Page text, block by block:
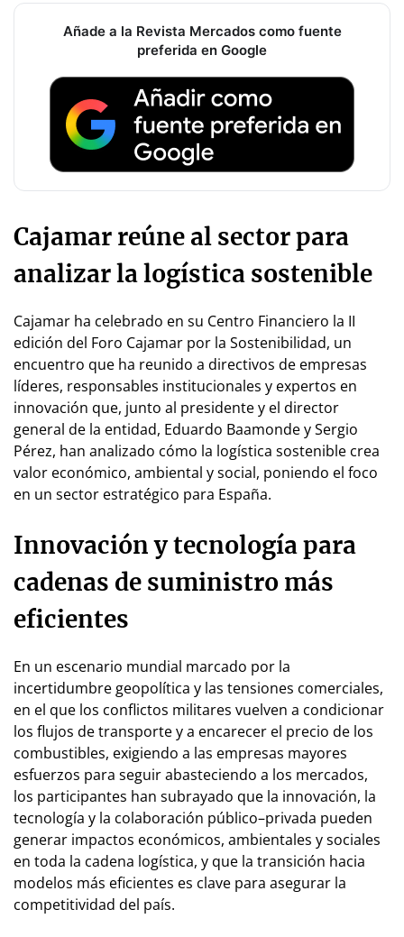
Añade a la Revista Mercados como fuente
preferida en Google
Cajamar reúne al sector para
analizar la logística sostenible
Cajamar ha celebrado en su Centro Financiero la II
edición del Foro Cajamar por la Sostenibilidad, un
encuentro que ha reunido a directivos de empresas
líderes, responsables institucionales y expertos en
innovación que, junto al presidente y el director
general de la entidad, Eduardo Baamonde y Sergio
Pérez, han analizado cómo la logística sostenible crea
valor económico, ambiental y social, poniendo el foco
en un sector estratégico para España.
Innovación y tecnología para
cadenas de suministro más
eficientes
En un escenario mundial marcado por la
incertidumbre geopolítica y las tensiones comerciales,
en el que los conflictos militares vuelven a condicionar
los flujos de transporte y a encarecer el precio de los
combustibles, exigiendo a las empresas mayores
esfuerzos para seguir abasteciendo a los mercados,
los participantes han subrayado que la innovación, la
tecnología y la colaboración público–privada pueden
generar impactos económicos, ambientales y sociales
en toda la cadena logística, y que la transición hacia
modelos más eficientes es clave para asegurar la
competitividad del país.